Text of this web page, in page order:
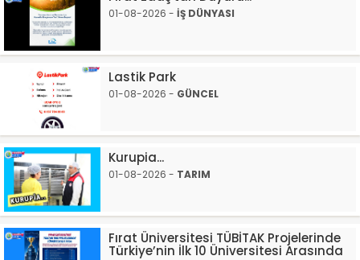
01-08-2026 - İŞ DÜNYASI
Lastik Park
01-08-2026 - GÜNCEL
Kurupia...
01-08-2026 - TARIM
Fırat Üniversitesi TÜBİTAK Projelerinde
Türkiye’nin İlk 10 Üniversitesi Arasında